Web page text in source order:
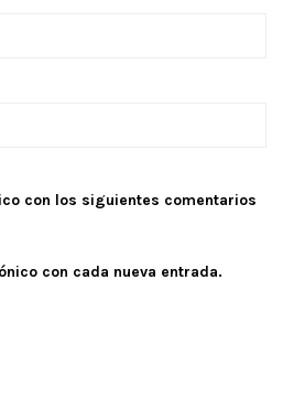
con los siguientes comentarios
con cada nueva entrada.